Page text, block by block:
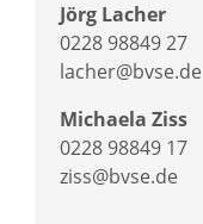
Jörg Lacher
0228 98849 27
lacher@bvse.de
Michaela Ziss
0228 98849 17
ziss@bvse.de